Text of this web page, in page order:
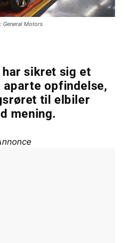
General Motors
sikret sig et
aparte opfindelse,
til elbiler
mening.